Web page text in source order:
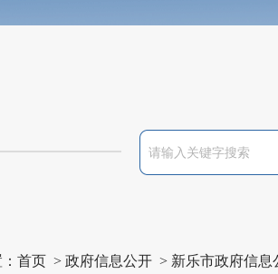
首页 > 政府信息公开 > 新乐市政府信息